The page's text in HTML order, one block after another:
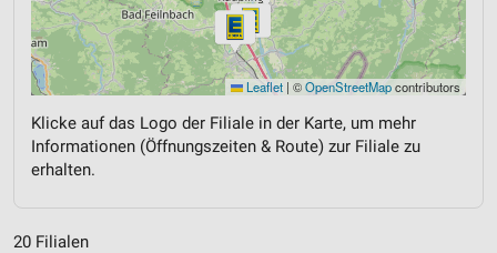
Leaflet | ©OpenStreetMapcontributors
Klicke auf das Logo der Filiale in der Karte, um mehr
Informationen (Öffnungszeiten & Route) zur Filiale zu
erhalten.
20 Filialen